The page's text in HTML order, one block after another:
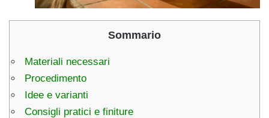
Sommario
Materiali necessari
Procedimento
Idee e varianti
Consigli pratici e finiture